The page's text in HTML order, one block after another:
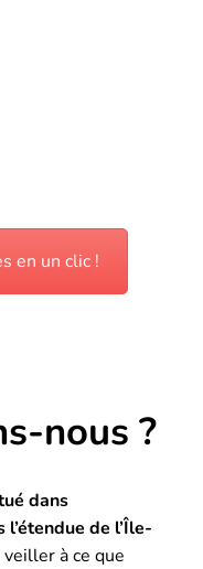
en un clic !
nous ?
dans
l’étendue de l’Île-
à ce que